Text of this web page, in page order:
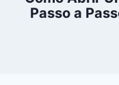
Passo a